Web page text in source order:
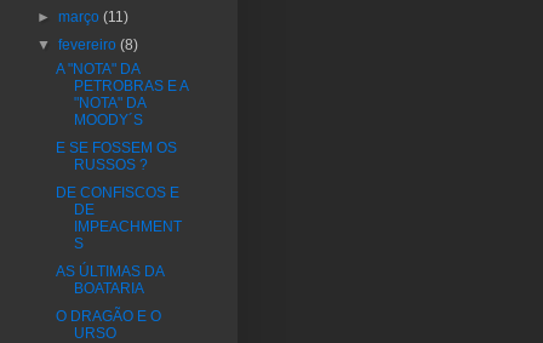
►março(11)
▼fevereiro(8)
A "NOTA" DA
PETROBRAS E A
"NOTA" DA
MOODY´S
E SE FOSSEM OS
RUSSOS ?
DE CONFISCOS E
DE
IMPEACHMENT
S
AS ÚLTIMAS DA
BOATARIA
O DRAGÃO E O
URSO